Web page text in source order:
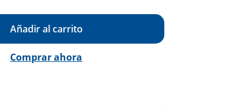
Añadir al carrito
Comprar ahora